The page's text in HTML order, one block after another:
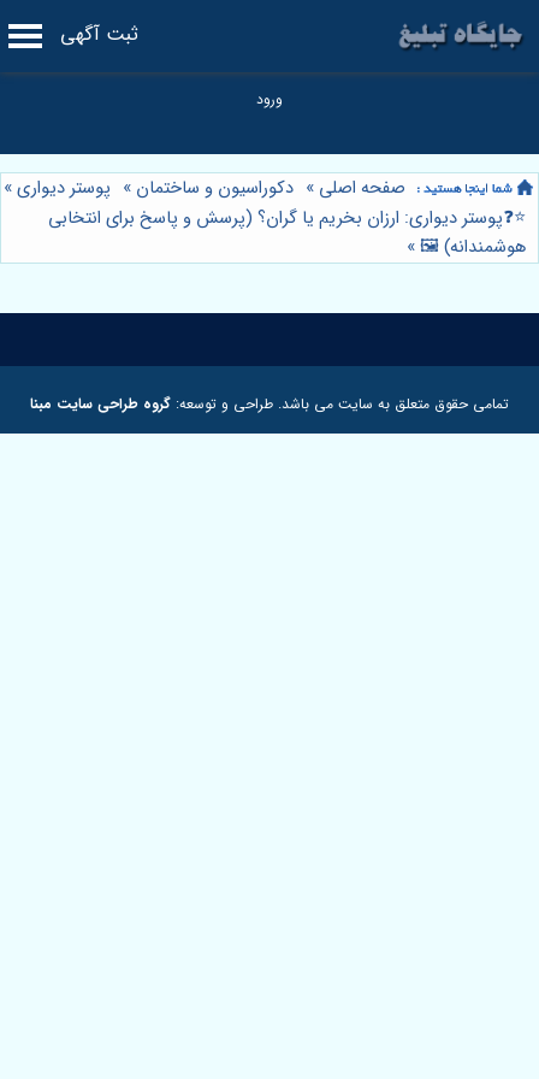
ثبت آگهی
صفحه اصلی » دکوراسیون و ساختمان » پوستر دیواری»
⭐️❓پوستر دیواری: ارزان بخریم یا گران؟ (پرسش و پاسخ برای انتخابی
هوشمندانه) 🖼️»
تمامی حقوق متعلق به سایت می باشد. طراحی و توسعه: گروه طراحی سایت مبنا